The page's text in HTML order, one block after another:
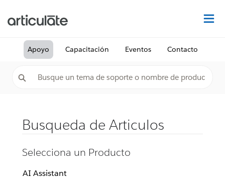
Apoyo Capacitación Eventos Contacto
Busqueda de Articulos
Selecciona un Producto
AI Assistant